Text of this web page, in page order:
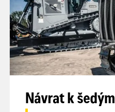
Návrat k